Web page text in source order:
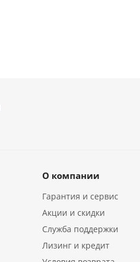
О компании
Гарантия и сервис
Акции и скидки
Служба поддержки
Лизинг и кредит